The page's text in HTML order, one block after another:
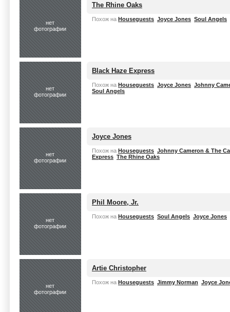
нет
фотографии
The Rhine Oaks
Похож на Houseguests Joyce Jones Soul Angels
нет
фотографии
Black Haze Express
Похож на Houseguests Joyce Jones Johnny
Soul Angels
нет
фотографии
Joyce Jones
Похож на Houseguests Johnny Cameron & The
Express The Rhine Oaks
нет
фотографии
Phil Moore, Jr.
Похож на Houseguests Soul Angels Joyce Jones
нет
фотографии
Artie Christopher
Похож на Houseguests Jimmy Norman Joyce